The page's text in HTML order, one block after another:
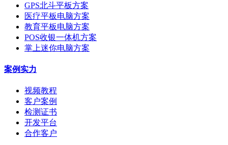
GPS北斗平板方案
医疗平板电脑方案
教育平板电脑方案
POS收银一体机方案
掌上迷你电脑方案
案例实力
视频教程
客户案例
检测证书
开发平台
合作客户